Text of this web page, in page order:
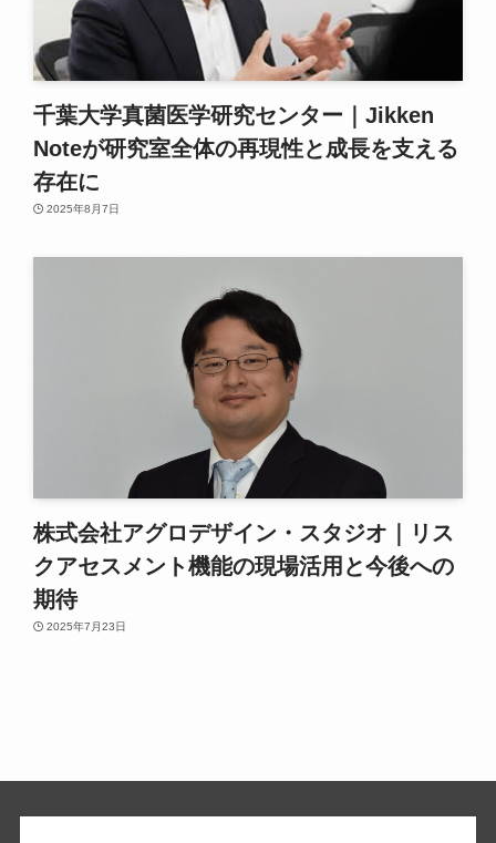
千葉大学真菌医学研究センター｜Jikken
Noteが研究室全体の再現性と成長を支える
存在に
2025年8月7日
株式会社アグロデザイン・スタジオ｜リス
クアセスメント機能の現場活用と今後への
期待
2025年7月23日